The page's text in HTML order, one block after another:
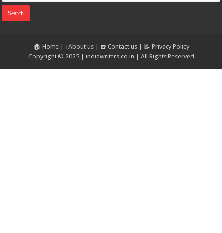
🏠 Home| ℹ️ About us| ☎️ Contact us| 📝 Privacy Policy
Copyright © 2025 | indiawriters.co.in | All Rights Reserved